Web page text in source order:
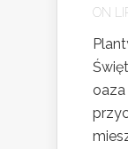
ON
oaza